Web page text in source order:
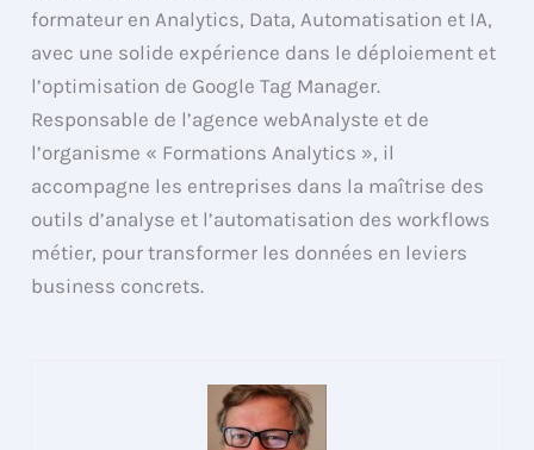
formateur en Analytics, Data, Automatisation et IA,
avec une solide expérience dans le déploiement et
l’optimisation de Google Tag Manager.
Responsable de l’agence webAnalyste et de
l’organisme « Formations Analytics », il
accompagne les entreprises dans la maîtrise des
outils d’analyse et l’automatisation des workflows
métier, pour transformer les données en leviers
business concrets.